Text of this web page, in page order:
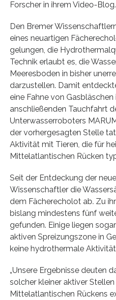
Forscher in ihrem Video-Blog.
Den Bremer
eines neuartigen
gelungen, die
Technik erlaubt es, die
Meeresboden in bisher
darzustellen. Damit
eine Fahne von Gasbläschen
anschließenden Tauchfahrt
Unterwasserroboters
der vorhergesagten Stelle
Aktivität mit Tieren, die für
Mittelatlantischen Rücken
Seit der Entdeckung der
Wissenschaftler die
dem Fächerecholot ab. Zu
bislang mindestens fünf
gefunden. Einige liegen
aktiven Spreizungszone in
keine hydrothermale
„Unsere Ergebnisse deuten
solcher kleiner aktiver
Mittelatlantischen Rückens